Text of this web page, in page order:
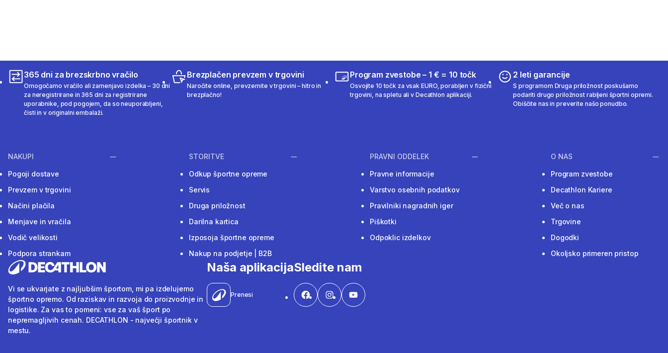
365 dni za brezskrbno vračilo
Omogočamo vračilo ali zamenjavo izdelka – 30 dni
za neregistrirane in 365 dni za registrirane
uporabnike, pod pogojem, da so neuporabljeni,
čisti in v originalni embalaži.
Brezplačen prevzem v trgovini
Naročite online, prevzemite v trgovini – hitro in
brezplačno!
Program zvestobe – 1 € = 10 točk
Osvojite 10 točk za vsak EURO, porabljen v fizični
trgovini, na spletu ali v Decathlon aplikaciji.
2 leti garancije
S programom Druga priložnost poskušamo
podariti drugo priložnost rabljeni športni opremi.
Obiščite nas in preverite našo ponudbo.
NAKUPI
Pogoji dostave
Prevzem v trgovini
Načini plačila
Menjave in vračila
Vodič velikosti
Podpora strankam
STORITVE
Odkup športne opreme
Servis
Druga priložnost
Darilna kartica
Izposoja športne opreme
Nakup na podjetje | B2B
PRAVNI ODDELEK
Pravne informacije
Varstvo osebnih podatkov
Pravilniki nagradnih iger
Piškotki
Odpoklic izdelkov
O NAS
Program zvestobe
Decathlon Kariere
Več o nas
Trgovine
Dogodki
Okoljsko primeren pristop
Vi se ukvarjate z najljubšim športom, mi pa izdelujemo
športno opremo. Od raziskav in razvoja do proizvodnje in
logistike. Za vas to pomeni: vse za vaš šport po
nepremagljivih cenah. DECATHLON - največji športnik v
mestu.
Naša aplikacija
Prenesi
Sledite nam